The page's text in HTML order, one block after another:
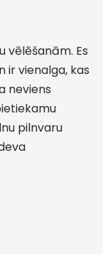
vēlēšanām. Es
ir vienalga, kas
neviens
pilnvaru